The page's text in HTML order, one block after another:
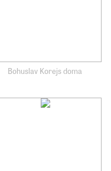
Bohuslav Korejs doma